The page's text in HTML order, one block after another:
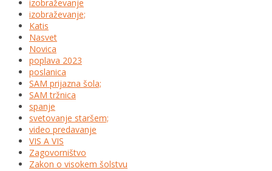
izobraževanje
izobraževanje;
Katis
Nasvet
Novica
poplava 2023
poslanica
SAM prijazna šola;
SAM tržnica
spanje
svetovanje staršem;
video predavanje
VIS A VIS
Zagovorništvo
Zakon o visokem šolstvu